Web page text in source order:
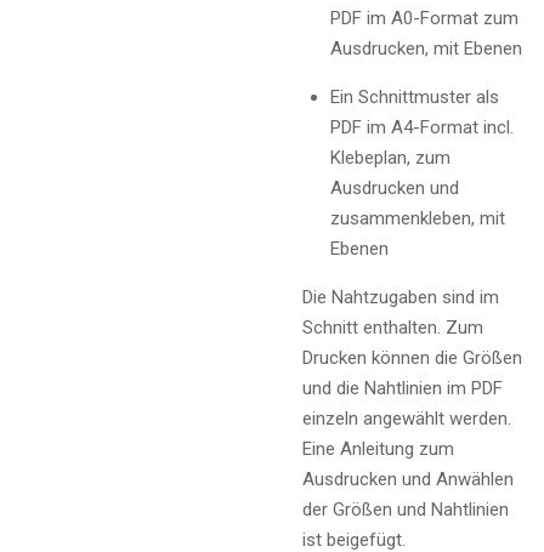
PDF im A0-Format zum
Ausdrucken, mit Ebenen
Ein Schnittmuster als
PDF im A4-Format incl.
Klebeplan, zum
Ausdrucken und
zusammenkleben, mit
Ebenen
Die Nahtzugaben sind im
Schnitt enthalten. Zum
Drucken können die Größen
und die Nahtlinien im PDF
einzeln angewählt werden.
Eine Anleitung zum
Ausdrucken und Anwählen
der Größen und Nahtlinien
ist beigefügt.